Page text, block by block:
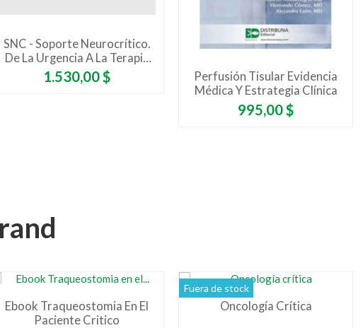
SNC - Soporte Neurocrítico.
De La Urgencia A La Terapia
Intensiva
Precio
1.530,00 $
Perfusión Tisular Evidencia
Médica Y Estrategia Clínica
Precio
995,00 $
Ebook Traqueostomia En El
Paciente Critico
Fuera de stock
Oncología Crítica